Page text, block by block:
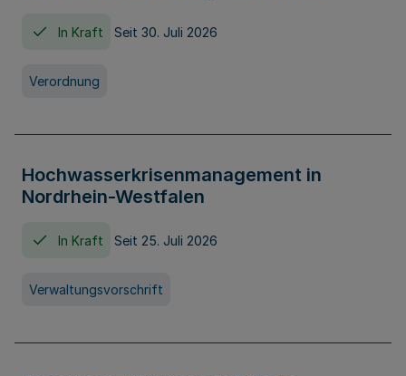
In Kraft Seit 30. Juli 2026
Verordnung
Hochwasserkrisenmanagement in
Nordrhein-Westfalen
In Kraft Seit 25. Juli 2026
Verwaltungsvorschrift